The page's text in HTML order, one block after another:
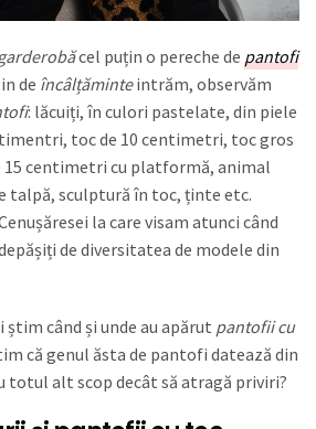
cel puțin o pereche de pantofi
de încâlțăminteintrăm, observăm
: lăcuiți, în culori pastelate, din piele
toc de 10 centimetri, toc gros
15 centimetri cu platformă, animal
talpă, sculptură în toc, ținte etc.
la care visam atunci când
de diversitatea de modele din
când și unde au apărut pantofii cu
că genul ăsta de pantofi datează din
totul alt scop decât să atragă priviri?